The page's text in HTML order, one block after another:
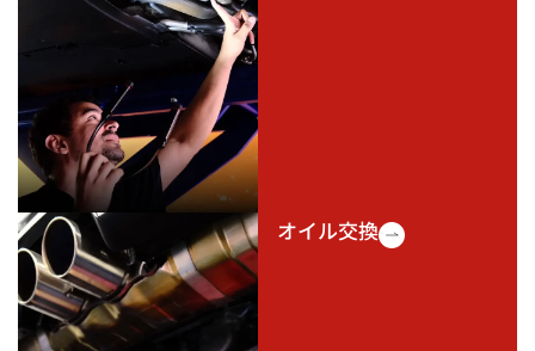
オイル交換